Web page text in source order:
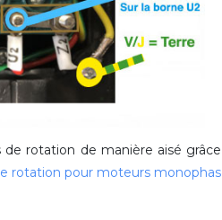
de rotation de manière aisé
rotation pour moteurs